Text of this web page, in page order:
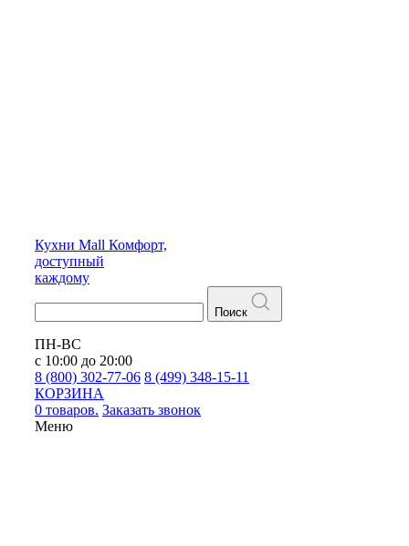
Кухни Mall Комфорт,
доступный
каждому
Поиск
ПН-ВС
с 10:00 до 20:00
8 (800) 302-77-06 8 (499) 348-15-11
КОРЗИНА
0 товаров. Заказать звонок
Меню